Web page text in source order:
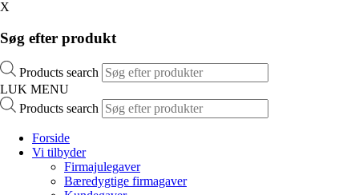
X
Søg efter produkt
Products search
LUK MENU
Products search
Forside
Vi tilbyder
Firmajulegaver
Bæredygtige firmagaver